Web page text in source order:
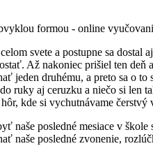
formou - online
svete a postupne sa dostal
Až nakoniec prišiel ten deň
druhému, a preto sa o to
ruky aj ceruzku a niečo si
kde si vychutnávame čerstvý
naše posledné mesiace v
naše posledné zvonenie,